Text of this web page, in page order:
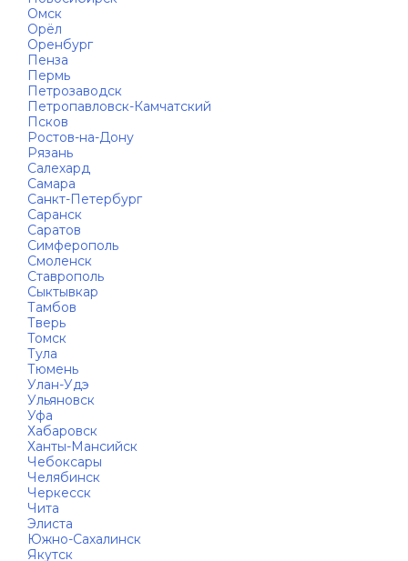
Омск
Орёл
Оренбург
Пенза
Пермь
Петрозаводск
Петропавловск-Камчатский
Псков
Ростов-на-Дону
Рязань
Салехард
Самара
Санкт-Петербург
Саранск
Саратов
Симферополь
Смоленск
Ставрополь
Сыктывкар
Тамбов
Тверь
Томск
Тула
Тюмень
Улан-Удэ
Ульяновск
Уфа
Хабаровск
Ханты-Мансийск
Чебоксары
Челябинск
Черкесск
Чита
Элиста
Южно-Сахалинск
Якутск